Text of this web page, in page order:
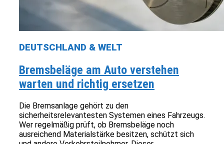
DEUTSCHLAND & WELT
Bremsbeläge am Auto verstehen
warten und richtig ersetzen
Die Bremsanlage gehört zu den
sicherheitsrelevantesten Systemen eines Fahrzeugs.
Wer regelmäßig prüft, ob Bremsbeläge noch
ausreichend Materialstärke besitzen, schützt sich